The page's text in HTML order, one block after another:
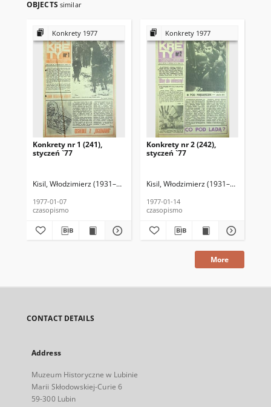
OBJECTS similar
Konkrety 1977
Konkrety nr 1 (241),
styczeń `77
Kisil, Włodzimierz (1931–2013) (red. nacz.) Raczkowiak, Krzysztof
1977-01-07
czasopismo
Konkrety 1977
Konkrety nr 2 (242),
styczeń `77
Kisil, Włodzimierz (1931–2013) (red.
1977-01-14
czasopismo
More
CONTACT DETAILS
Address
Muzeum Historyczne w Lubinie
Marii Skłodowskiej-Curie 6
59-300 Lubin